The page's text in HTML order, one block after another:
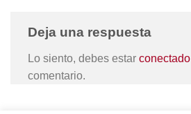
Deja una respuesta
Lo siento, debes estar conectado
comentario.